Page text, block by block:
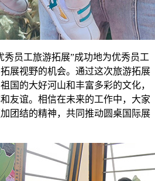
秀员工旅游拓展”成功地为优秀员工
展视野的机会。通过这次旅游拓展
国的大好河山和丰富多彩的文化，
友谊。相信在未来的工作中，大家
团结的精神，共同推动圆桌国际展